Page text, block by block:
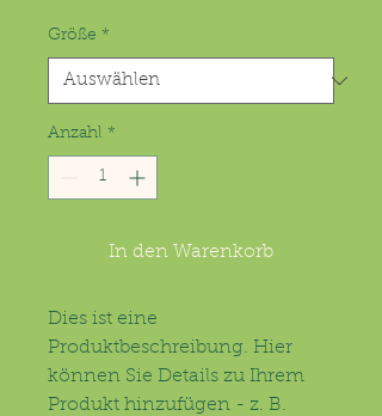
Größe *
Anzahl *
In den Warenkorb
Dies ist eine
Produktbeschreibung. Hier
können Sie Details zu Ihrem
Produkt hinzufügen - z. B.